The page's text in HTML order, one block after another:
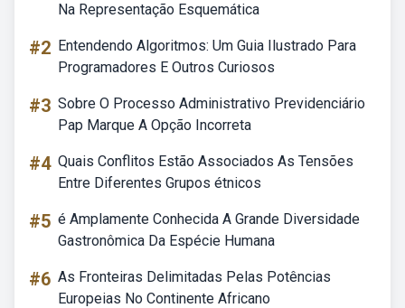
Na Representação Esquemática
#2 Entendendo Algoritmos: Um Guia Ilustrado Para
Programadores E Outros Curiosos
#3 Sobre O Processo Administrativo Previdenciário
Pap Marque A Opção Incorreta
#4 Quais Conflitos Estão Associados As Tensões
Entre Diferentes Grupos étnicos
#5 é Amplamente Conhecida A Grande Diversidade
Gastronômica Da Espécie Humana
#6 As Fronteiras Delimitadas Pelas Potências
Europeias No Continente Africano